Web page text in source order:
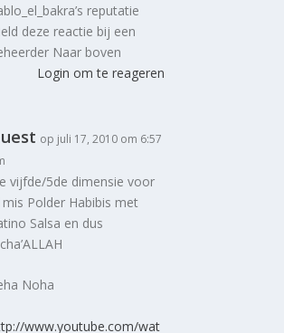
reputatie
deze reactie bij een
Naar boven
Login om te reageren
op juli 17, 2010 om 6:57
vijfde/5de dimensie voor
mis Polder Habibis met
Salsa en dus
Noha
www.youtube.com/wat